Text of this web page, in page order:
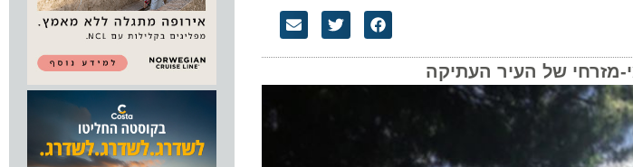
של העיר העתיקה